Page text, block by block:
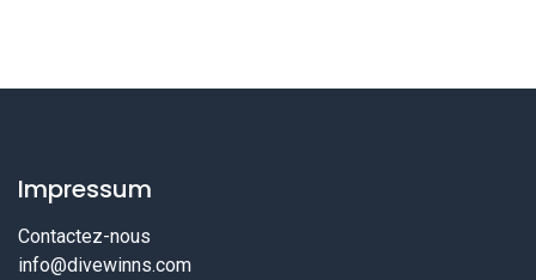
Impressum
Contactez-nous
info@divewinns.com